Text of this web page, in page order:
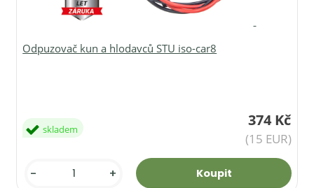
Odpuzovač kun a hlodavců STU iso-car8
374 Kč
(15 EUR)
skladem
- +